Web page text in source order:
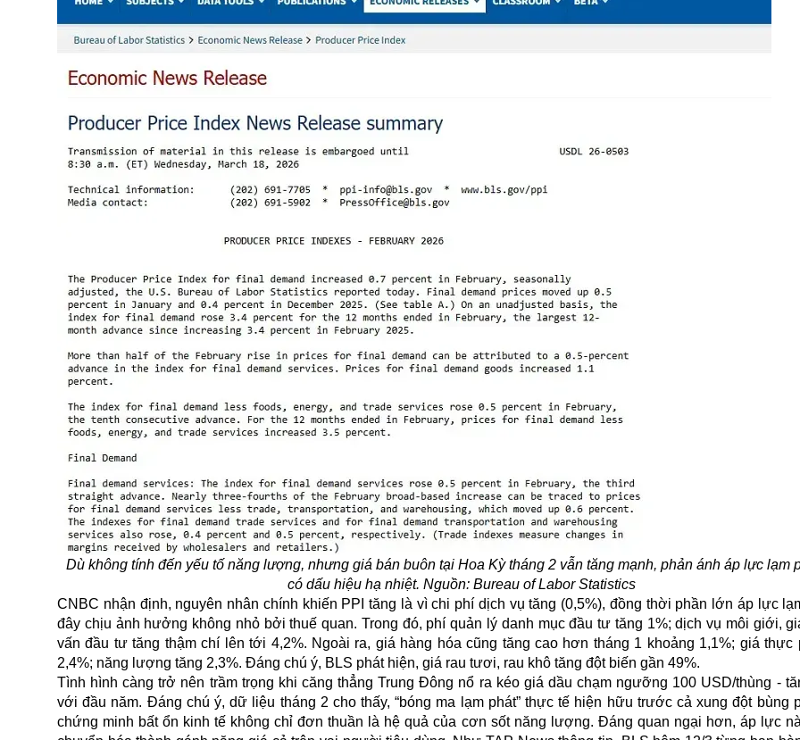
Dù không tính đến yếu tố năng lượng, nhưng giá bán buôn tại Hoa Kỳ tháng 2 vẫn tăng mạnh, phản ánh áp lực lạm
có dấu hiệu hạ nhiệt. Nguồn: Bureau of Labor Statistics
CNBC nhận định, nguyên nhân chính khiến PPI tăng là vì chi phí dịch vụ tăng (0,5%), đồng thời phần lớn áp lực
đây chịu ảnh hưởng không nhỏ bởi thuế quan. Trong đó, phí quản lý danh mục đầu tư tăng 1%; dịch vụ môi giới,
vấn đầu tư tăng thậm chí lên tới 4,2%. Ngoài ra, giá hàng hóa cũng tăng cao hơn tháng 1 khoảng 1,1%; giá thực
2,4%; năng lượng tăng 2,3%. Đáng chú ý, BLS phát hiện, giá rau tươi, rau khô tăng đột biến gần 49%.
Tình hình càng trở nên trầm trọng khi căng thẳng Trung Đông nổ ra kéo giá dầu chạm ngưỡng 100 USD/thùng -
với đầu năm. Đáng chú ý, dữ liệu tháng 2 cho thấy, “bóng ma lạm phát” thực tế hiện hữu trước cả xung đột bùng
chứng minh bất ổn kinh tế không chỉ đơn thuần là hệ quả của cơn sốt năng lượng. Đáng quan ngại hơn, áp lực